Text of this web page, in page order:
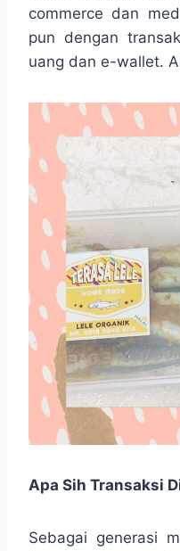
commerce dan
pun dengan
uang dan e-wallet.
Apa Sih Transaksi
Sebagai generasi